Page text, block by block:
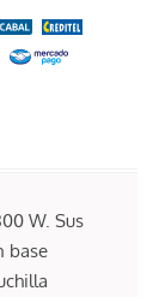
W. Sus
base